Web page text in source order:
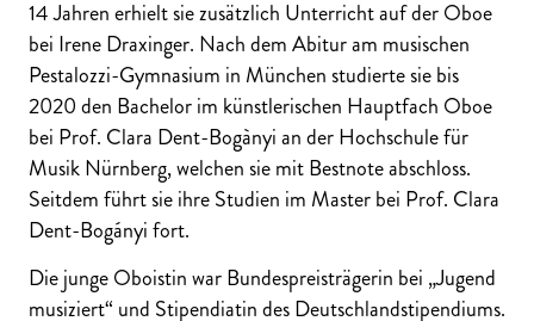
14 Jahren erhielt sie zusätzlich Unterricht auf der Oboe
bei Irene Draxinger. Nach dem Abitur am musischen
Pestalozzi-Gymnasium in München studierte sie bis
2020 den Bachelor im künstlerischen Hauptfach Oboe
bei Prof. Clara Dent-Bogànyi an der Hochschule für
Musik Nürnberg, welchen sie mit Bestnote abschloss.
Seitdem führt sie ihre Studien im Master bei Prof. Clara
Dent-Bogányi fort.
Die junge Oboistin war Bundespreisträgerin bei „Jugend
musiziert“ und Stipendiatin des Deutschlandstipendiums.